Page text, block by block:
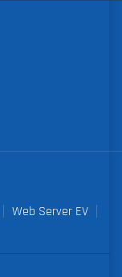
Web Server EV